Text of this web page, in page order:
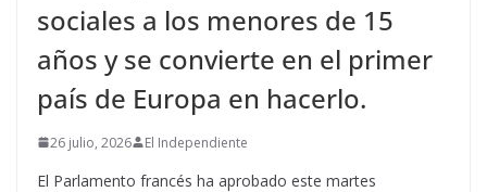
sociales a los menores de 15
años y se convierte en el primer
país de Europa en hacerlo.
26 julio, 2026 El Independiente
El Parlamento francés ha aprobado este martes